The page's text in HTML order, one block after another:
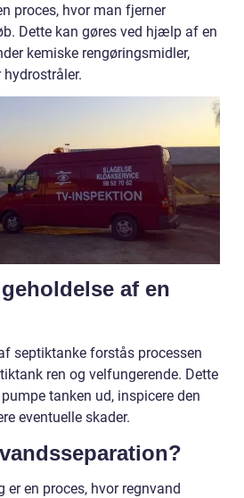
proces, hvor man fjerner
Dette kan gøres ved hjælp af en
kemiske rengøringsmidler,
af en
septiktanke forstås processen
ren og velfungerende. Dette
tanken ud, inspicere den
eventuelle skader.
er en proces, hvor regnvand